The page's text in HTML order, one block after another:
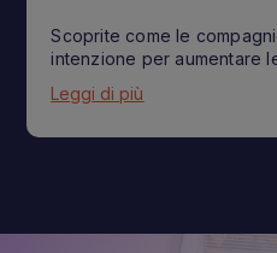
Scoprite come le
intenzione per aumentare
Leggi di più